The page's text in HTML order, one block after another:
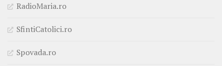
RadioMaria.ro
SfintiCatolici.ro
Spovada.ro